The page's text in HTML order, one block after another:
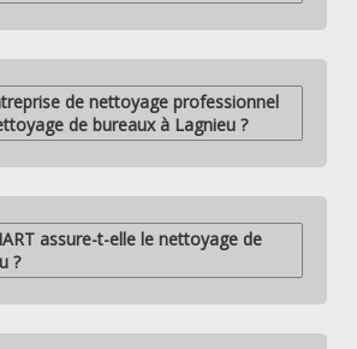
de nettoyage professionnel
de bureaux à Lagnieu ?
assure-t-elle le nettoyage de
?